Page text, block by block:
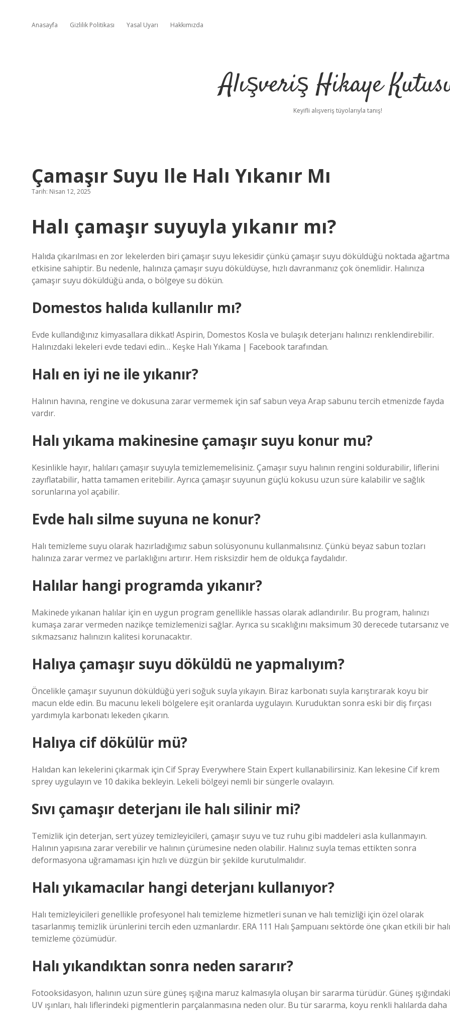
Anasayfa Gizlilik Politikası Yasal Uyarı Hakkımızda
Alışveriş Hikaye
Keyifli alışveriş tüyolarıyla tanış!
Çamaşır Suyu Ile Halı Yıkanır Mı
Tarih: Nisan 12, 2025
Halı çamaşır suyuyla yıkanır mı?
Halıda çıkarılması en zor lekelerden biri çamaşır suyu lekesidir çünkü çamaşır suyu döküldüğü noktada ağartma
etkisine sahiptir. Bu nedenle, halınıza çamaşır suyu döküldüyse, hızlı davranmanız çok önemlidir. Halınıza
çamaşır suyu döküldüğü anda, o bölgeye su dökün.
Domestos halıda kullanılır mı?
Evde kullandığınız kimyasallara dikkat! Aspirin, Domestos Kosla ve bulaşık deterjanı halınızı renklendirebilir.
Halınızdaki lekeleri evde tedavi edin… Keşke Halı Yıkama | Facebook tarafından.
Halı en iyi ne ile yıkanır?
Halının havına, rengine ve dokusuna zarar vermemek için saf sabun veya Arap sabunu tercih etmenizde fayda
vardır.
Halı yıkama makinesine çamaşır suyu konur mu?
Kesinlikle hayır, halıları çamaşır suyuyla temizlememelisiniz. Çamaşır suyu halının rengini soldurabilir, liflerini
zayıflatabilir, hatta tamamen eritebilir. Ayrıca çamaşır suyunun güçlü kokusu uzun süre kalabilir ve sağlık
sorunlarına yol açabilir.
Evde halı silme suyuna ne konur?
Halı temizleme suyu olarak hazırladığımız sabun solüsyonunu kullanmalısınız. Çünkü beyaz sabun tozları
halınıza zarar vermez ve parlaklığını artırır. Hem risksizdir hem de oldukça faydalıdır.
Halılar hangi programda yıkanır?
Makinede yıkanan halılar için en uygun program genellikle hassas olarak adlandırılır. Bu program, halınızı
kumaşa zarar vermeden nazikçe temizlemenizi sağlar. Ayrıca su sıcaklığını maksimum 30 derecede tutarsanız ve
sıkmazsanız halınızın kalitesi korunacaktır.
Halıya çamaşır suyu döküldü ne yapmalıyım?
Öncelikle çamaşır suyunun döküldüğü yeri soğuk suyla yıkayın. Biraz karbonatı suyla karıştırarak koyu bir
macun elde edin. Bu macunu lekeli bölgelere eşit oranlarda uygulayın. Kuruduktan sonra eski bir diş fırçası
yardımıyla karbonatı lekeden çıkarın.
Halıya cif dökülür mü?
Halıdan kan lekelerini çıkarmak için Cif Spray Everywhere Stain Expert kullanabilirsiniz. Kan lekesine Cif krem ​​
sprey uygulayın ve 10 dakika bekleyin. Lekeli bölgeyi nemli bir süngerle ovalayın.
Sıvı çamaşır deterjanı ile halı silinir mi?
Temizlik için deterjan, sert yüzey temizleyicileri, çamaşır suyu ve tuz ruhu gibi maddeleri asla kullanmayın.
Halının yapısına zarar verebilir ve halının çürümesine neden olabilir. Halınız suyla temas ettikten sonra
deformasyona uğramaması için hızlı ve düzgün bir şekilde kurutulmalıdır.
Halı yıkamacılar hangi deterjanı kullanıyor?
Halı temizleyicileri genellikle profesyonel halı temizleme hizmetleri sunan ve halı temizliği için özel olarak
tasarlanmış temizlik ürünlerini tercih eden uzmanlardır. ERA 111 Halı Şampuanı sektörde öne çıkan etkili bir halı
temizleme çözümüdür.
Halı yıkandıktan sonra neden sararır?
Fotooksidasyon, halının uzun süre güneş ışığına maruz kalmasıyla oluşan bir sararma türüdür. Güneş ışığındaki
UV ışınları, halı liflerindeki pigmentlerin parçalanmasına neden olur. Bu tür sararma, koyu renkli halılarda daha